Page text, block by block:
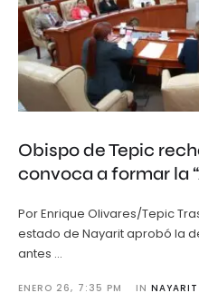
Obispo de Tepic
convoca a formar la
Por Enrique Olivares/Tepic
estado de Nayarit aprobó la
antes …
ENERO 26, 7:35 PM IN NAYARIT